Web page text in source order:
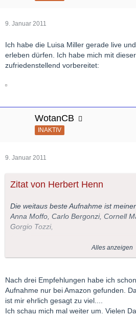
9. Januar 2011
Ich habe die Luisa Miller gerade live
erleben dürfen. Ich habe mich mit
zufriedenstellend vorbereitet:
WotanCB
INAKTIV
9. Januar 2011
Zitat von Herbert Henn
Die weitaus beste Aufnahme ist
Anna Moffo, Carlo Bergonzi, Cornell
Gorgio Tozzi,
wohl kaum zu übertreffen.
Leider ist die Aufnahme zur Zeit gar
zu bekommen.
Alles anzeigen
Nach drei Empfehlungen habe ich
Aufnahme nur bei Amazon gefunden.
ist mir ehrlich gesagt zu viel....
Ich schau mich mal weiter um. Vielen